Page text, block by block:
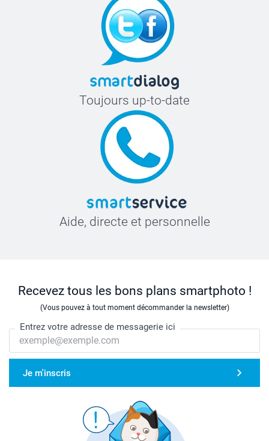
Toujours up-to-date
Aide, directe et personnelle
Recevez tous les bons plans smartphoto !
(Vous pouvez à tout moment décommander la newsletter)
Entrez votre adresse de messagerie ici
Je m'inscris